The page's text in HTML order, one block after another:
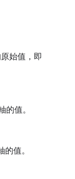
始值，即
的值。
的值。